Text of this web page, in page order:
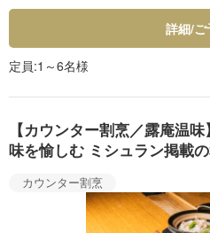
詳細/ご
定員 1～6名様
【カウンター割烹／露庵温
味を愉しむ ミシュラン掲載
カウンター割烹